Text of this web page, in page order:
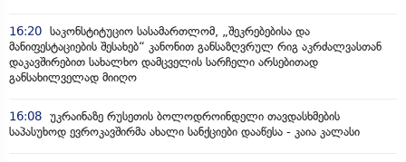
16:20 საკონსტიტუციო სასამართლომ, „შეკრებებისა და
მანიფესტაციების შესახებ“ კანონით განსაზღვრულ რიგ აკრძალვასთან
დაკავშირებით სახალხო დამცველის სარჩელი არსებითად
განსახილველად მიიღო
16:08 უკრაინაზე რუსეთის ბოლოდროინდელი თავდასხმების
საპასუხოდ ევროკავშირმა ახალი სანქციები დააწესა - კაია კალასი